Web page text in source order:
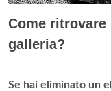
Come
galleria?
Se hai eliminato un